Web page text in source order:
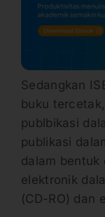
Sedangkan
buku
publbikasi
publikasi
dalam bentuk
elektronik
(CD-RO) dan